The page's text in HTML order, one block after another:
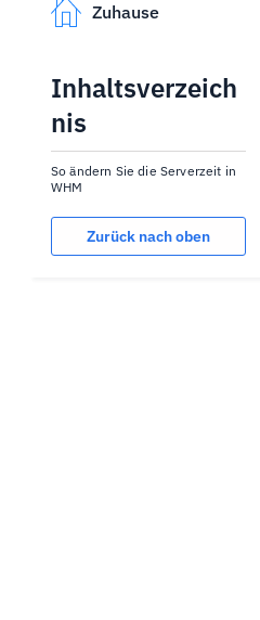
Zuhause
Inhaltsverzeich
nis
So ändern Sie die Serverzeit in
WHM
Zurück nach oben